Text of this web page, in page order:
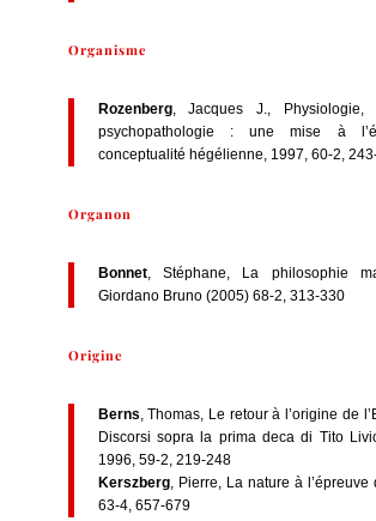
Organisme
Rozenberg, Jacques J., Physiologie,
psychopathologie : une mise à
conceptualité hégélienne, 1997, 60-2,
Organon
Bonnet, Stéphane, La philosophie
Giordano Bruno (2005) 68-2, 313-330
Origine
Berns, Thomas, Le retour à l’origine de
Discorsi sopra la prima deca di Tito
1996, 59-2, 219-248
Kerszberg, Pierre, La nature à l’épreuve
63-4, 657-679